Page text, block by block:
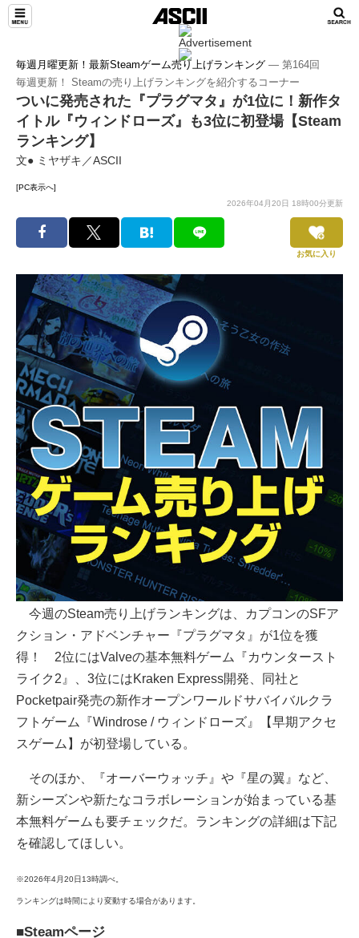
毎週月曜更新！最新Steamゲーム売り上げランキング ― 第164回
毎週更新！ Steamの売り上げランキングを紹介するコーナー
ついに発売された『プラグマタ』が1位に！新作タ
イトル『ウィンドローズ』も3位に初登場【Steam
ランキング】
文● ミヤザキ／ASCII
[PC表示へ]
2026年04月20日 18時00分更新
お気に入り
今週のSteam売り上げランキングは、カプコンのSFア
クション・アドベンチャー『プラグマタ』が1位を獲
得！ 2位にはValveの基本無料ゲーム『カウンタースト
ライク2』、3位にはKraken Express開発、同社と
Pocketpair発売の新作オープンワールドサバイバルクラ
フトゲーム『Windrose / ウィンドローズ』【早期アクセ
スゲーム】が初登場している。
そのほか、『オーバーウォッチ』や『星の翼』など、
新シーズンや新たなコラボレーションが始まっている基
本無料ゲームも要チェックだ。ランキングの詳細は下記
を確認してほしい。
※2026年4月20日13時調べ。
ランキングは時間により変動する場合があります。
■Steamページ